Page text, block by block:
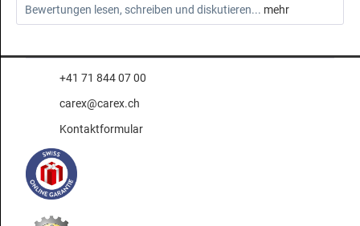
Bewertungen lesen, schreiben und diskutieren... mehr
+41 71 844 07 00
carex@carex.ch
Kontaktformular